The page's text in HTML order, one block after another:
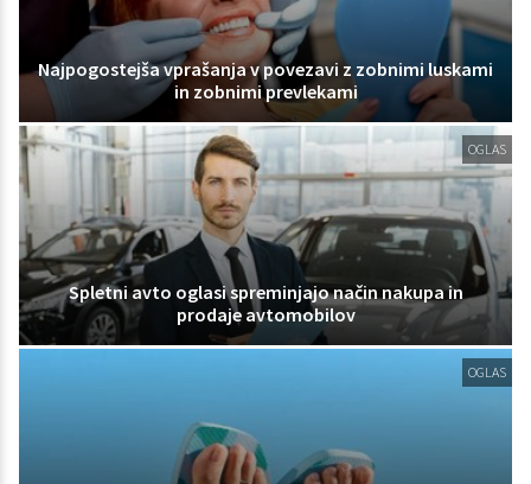
Najpogostejša vprašanja v povezavi z zobnimi luskami
in zobnimi prevlekami
OGLAS
Spletni avto oglasi spreminjajo način nakupa in
prodaje avtomobilov
OGLAS